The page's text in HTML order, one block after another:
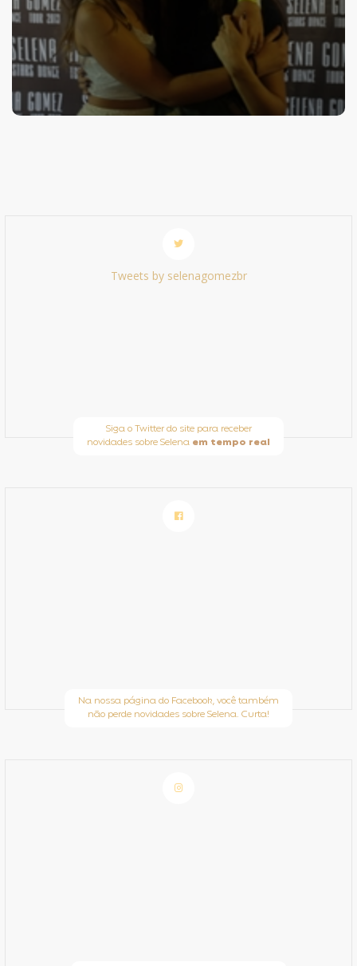
Tweets by selenagomezbr
Siga o Twitter do site para receber
novidades sobre Selena em tempo real
Na nossa página do Facebook, você também
não perde novidades sobre Selena. Curta!